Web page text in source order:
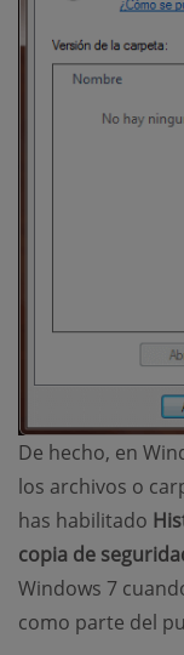
De hecho, en
los archivos o
has habilitado
copia de
Windows 7
como parte del